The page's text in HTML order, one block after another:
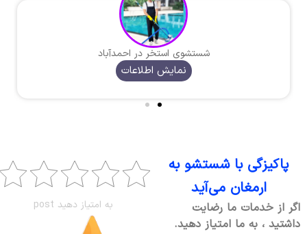
شستشوی استخر در احمدآباد
نمایش اطلاعات
پاکیزگی با شستشو به
ارمغان می‌آید
اگر از خدمات ما رضایت
داشتید ، به ما امتیاز دهید.
به امتیاز دهید post